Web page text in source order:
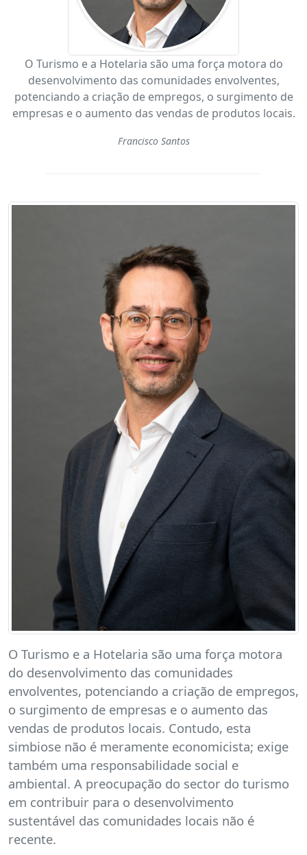
O Turismo e a Hotelaria são uma força motora do
desenvolvimento das comunidades envolventes,
potenciando a criação de empregos, o surgimento de
empresas e o aumento das vendas de produtos locais.
Francisco Santos
O Turismo e a Hotelaria são uma força motora
do desenvolvimento das comunidades
envolventes, potenciando a criação de empregos,
o surgimento de empresas e o aumento das
vendas de produtos locais. Contudo, esta
simbiose não é meramente economicista; exige
também uma responsabilidade social e
ambiental. A preocupação do sector do turismo
em contribuir para o desenvolvimento
sustentável das comunidades locais não é
recente.